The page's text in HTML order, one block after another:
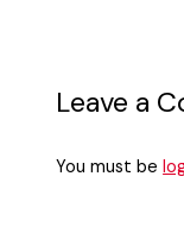
Leave a
You must be